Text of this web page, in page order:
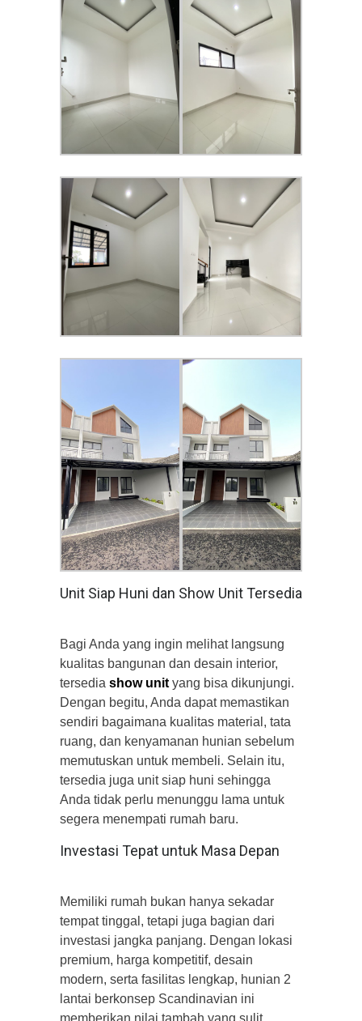
Unit Siap Huni dan Show Unit Tersedia
Bagi Anda yang ingin melihat langsung
kualitas bangunan dan desain interior,
tersedia show unit yang bisa dikunjungi.
Dengan begitu, Anda dapat memastikan
sendiri bagaimana kualitas material, tata
ruang, dan kenyamanan hunian sebelum
memutuskan untuk membeli. Selain itu,
tersedia juga unit siap huni sehingga
Anda tidak perlu menunggu lama untuk
segera menempati rumah baru.
Investasi Tepat untuk Masa Depan
Memiliki rumah bukan hanya sekadar
tempat tinggal, tetapi juga bagian dari
investasi jangka panjang. Dengan lokasi
premium, harga kompetitif, desain
modern, serta fasilitas lengkap, hunian 2
lantai berkonsep Scandinavian ini
memberikan nilai tambah yang sulit